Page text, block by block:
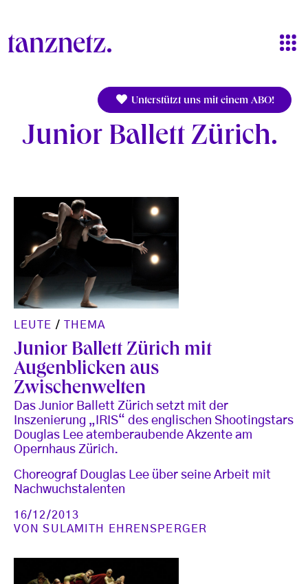
Unterstützt uns mit einem ABO!
Junior Ballett Zürich
LEUTE / THEMA
Junior Ballett Zürich mit
Augenblicken aus
Zwischenwelten
Das Junior Ballett Zürich setzt mit der
Inszenierung „IRIS“ des englischen Shootingstars
Douglas Lee atemberaubende Akzente am
Opernhaus Zürich.
Choreograf Douglas Lee über seine Arbeit mit
Nachwuchstalenten
16/12/2013
VONSULAMITH EHRENSPERGER